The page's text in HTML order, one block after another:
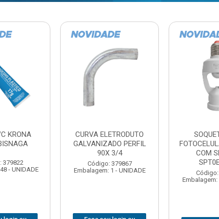
COM
EXATRON
379788
BARRA ROSCADA
ZINCADA (D) 5/16”X1MT
NC MULTIBARRAS
Código: 379806
Embalagem: 20 - UNIDADE
JOMARCA
Código:
Embalagem: